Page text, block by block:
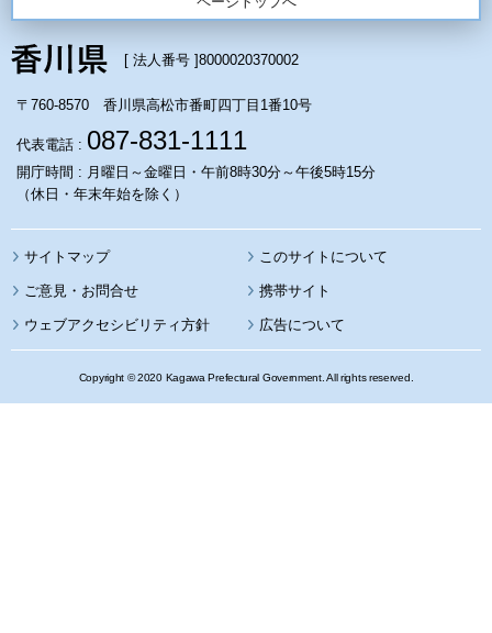
[ 法人番号 ]8000020370002
〒760-8570 香川県高松市番町四丁目1番10号
代表電話 : 087-831-1111
開庁時間 : 月曜日～金曜日・午前8時30分～午後5時15分
（休日・年末年始を除く）
サイトマップ このサイトについて
携帯サイト
ウェブアクセシビリティ方針 広告について
Copyright © 2020 Kagawa Prefectural Government. All rights reserved.